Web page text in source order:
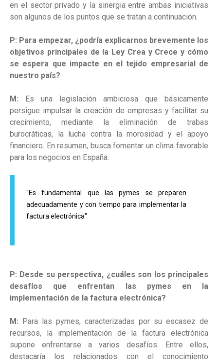
en el sector privado y la sinergia entre ambas iniciativas
son algunos de los puntos que se tratan a continuación.
P: Para empezar, ¿podría explicarnos brevemente los
objetivos principales de la Ley Crea y Crece y cómo
se espera que impacte en el tejido empresarial de
nuestro país?
M: Es una legislación ambiciosa que básicamente
persigue impulsar la creación de empresas y facilitar su
crecimiento, mediante la eliminación de trabas
burocráticas, la lucha contra la morosidad y el apoyo
financiero. En resumen, busca fomentar un clima favorable
para los negocios en España.
"Es fundamental que las pymes se preparen
adecuadamente y con tiempo para implementar la
factura electrónica"
P: Desde su perspectiva, ¿cuáles son los principales
desafíos que enfrentan las pymes en la
implementación de la factura electrónica?
M:
Para las pymes, caracterizadas por su escasez de
recursos, la implementación de la factura electrónica
supone enfrentarse a varios desafíos. Entre ellos,
destacaría los relacionados con el conocimiento